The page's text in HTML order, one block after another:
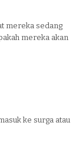
mereka sedang
mereka akan
ke surga atau